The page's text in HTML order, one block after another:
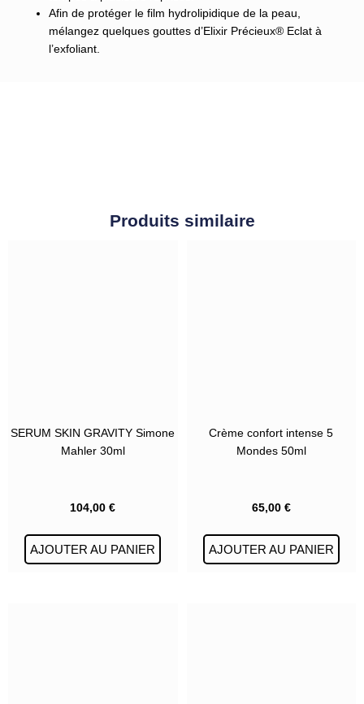
Afin de protéger le film hydrolipidique de la peau,
mélangez quelques gouttes d’Elixir Précieux® Eclat à
l’exfoliant.
Produits similaire
SERUM SKIN GRAVITY Simone
Mahler 30ml
104,00€
AJOUTER AU PANIER
Crème confort intense 5
Mondes 50ml
65,00 €
AJOUTER AU PANIER